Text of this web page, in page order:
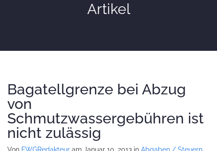
Artikel
Bagatellgrenze bei Abzug
von
Schmutzwassergebühren ist
nicht zulässig